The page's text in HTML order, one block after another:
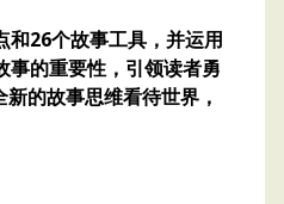
和26个故事工具，并运用
事的重要性，引领读者勇
的故事思维看待世界，